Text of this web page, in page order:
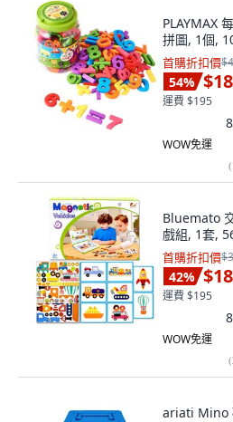
PLAYMAX
拼圖, 1個,
首購折扣價
54%
運費 $195
WOW免運
(
Bluemato
戲組, 1套,
首購折扣價
42%
運費 $195
WOW免運
(
ariati Mino